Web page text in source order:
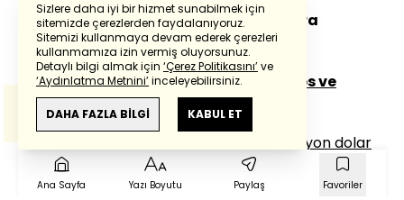
2019'daki Filmleriyle Kim Ne kadar Para
Kazandı?
DwayneJohnson(Hızlı ve Öfkeli: Hobbsve
Shaw):20 milyon dolar
14 milyon dolar
JasonStatham(Hızlı ve Öfkeli:Hobbs veShaw):
Ana Sayfa Yazı Boyutu Paylaş Favoriler
Sizlere daha iyi bir hizmet sunabilmek için
sitemizde çerezlerden faydalanıyoruz.
Sitemizi kullanmaya devam ederek çerezleri
kullanmamıza izin vermiş oluyorsunuz.
Detaylı bilgi almak için ‘Çerez Politikasını’ve
‘Aydınlatma Metnini’inceleyebilirsiniz.
DAHA FAZLA BİLGİ KABUL ET
Powered by Translate
Bu çevirideGoogle Transletekullanılmıştır.
Anlam ve çeviri hatalarından
haberturk.com
sorumlu değildir.